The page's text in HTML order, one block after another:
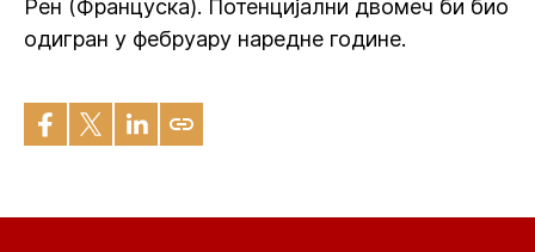
Рен (Француска). Потенцијални двомеч би био
одигран у фебруару наредне године.